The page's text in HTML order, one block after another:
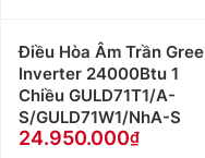
Điều Hòa Âm Trần Gree
Inverter 24000Btu 1
Chiều GULD71T1/A-
S/GULD71W1/NhA-S
24.950.000